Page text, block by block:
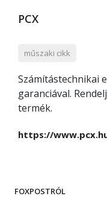
PCX
műszaki cikk
Számítástechnikai
garanciával.
termék.
https://
FOXPOSTRÓL